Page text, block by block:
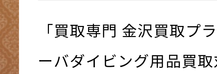
「買取専門 金沢買取プ
ーバダイビング用品買